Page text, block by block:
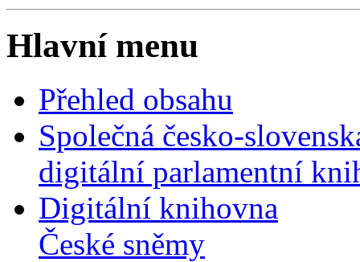
Hlavní menu
Přehled obsahu
Společná česko-
digitální parlamentní
Digitální knihovna
České sněmy